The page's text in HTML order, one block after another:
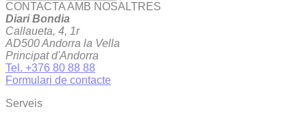
CONTACTA AMB NOSALTRES
Diari Bondia
Callaueta, 4, 1r
AD500 Andorra la Vella
Principat d'Andorra
Tel. +376 80 88 88
Formulari de contacte
Serveis